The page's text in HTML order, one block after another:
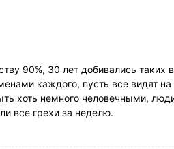
90%, 30 лет добивались таких
каждого, пусть все видят на
хоть немного человечными,
все грехи за неделю.